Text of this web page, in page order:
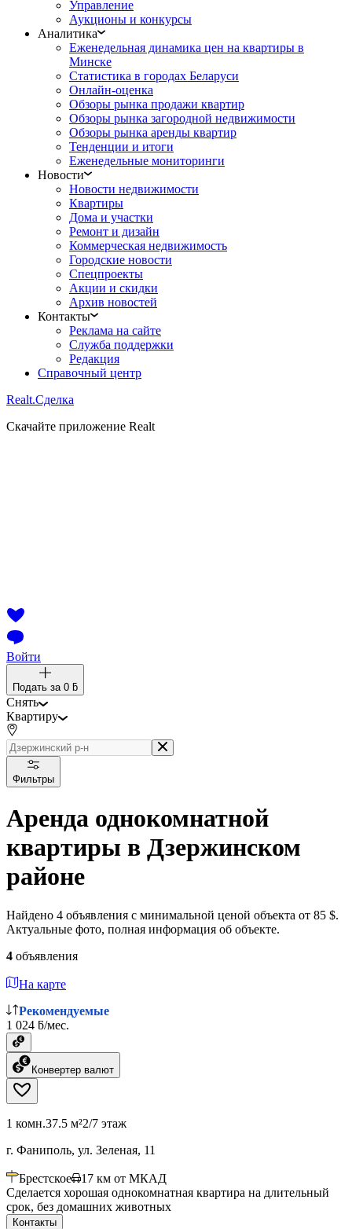
Управление
Аукционы и конкурсы
Аналитика
Еженедельная динамика цен на квартиры в
Минске
Статистика в городах Беларуси
Онлайн-оценка
Обзоры рынка продажи квартир
Обзоры рынка загородной недвижимости
Обзоры рынка аренды квартир
Тенденции и итоги
Еженедельные мониторинги
Новости
Новости недвижимости
Квартиры
Дома и участки
Ремонт и дизайн
Коммерческая недвижимость
Городские новости
Спецпроекты
Акции и скидки
Архив новостей
Контакты
Реклама на сайте
Служба поддержки
Редакция
Справочный центр
Realt.Сделка
Скачайте приложение Realt
Войти
Подать за 0 ƃ
Снять
Квартиру
Фильтры
Аренда однокомнатной
квартиры в Дзержинском
районе
Найдено 4 объявления с минимальной ценой объекта от 85 $.
Актуальные фото, полная информация об объекте.
4 объявления
На карте
Рекомендуемые
1 024 ƃ/мес.
Конвертер валют
1 комн.37.5 м²2/7 этаж
г. Фаниполь, ул. Зеленая, 11
Брестское 17 км от МКАД
Сделается хорошая однокомнатная квартира на длительный
срок, без домашних животных
Контакты